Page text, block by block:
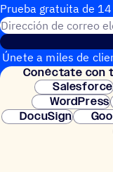
Prueba gratuita de
Únete a miles de
Conéc­tate con
Salesforce
WordPress
DocuSign